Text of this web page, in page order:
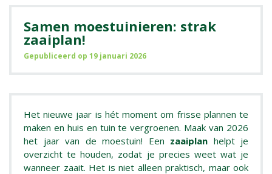
Samen moestuinieren: strak
zaaiplan!
Gepubliceerd op 19 januari 2026
Het nieuwe jaar is hét moment om frisse plannen te
maken en huis en tuin te vergroenen. Maak van 2026
het jaar van de moestuin! Een zaaiplan helpt je
overzicht te houden, zodat je precies weet wat je
wanneer zaait. Het is niet alleen praktisch, maar ook